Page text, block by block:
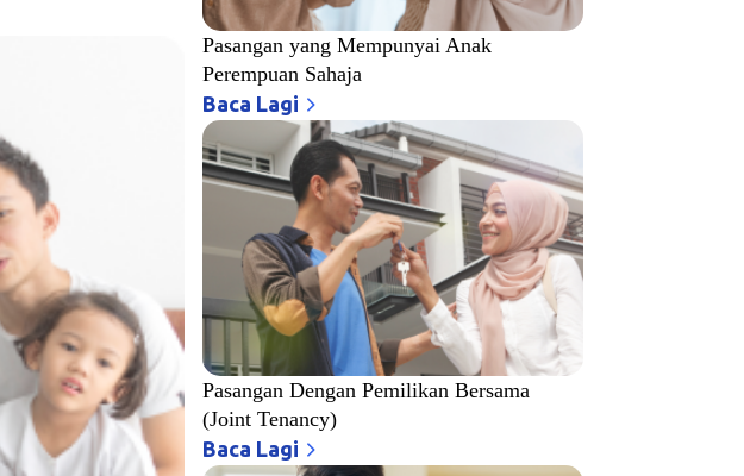
Pasangan yang Mempunyai Anak
Perempuan Sahaja
Baca Lagi
Pasangan Dengan Pemilikan Bersama
(Joint Tenancy)
Baca Lagi